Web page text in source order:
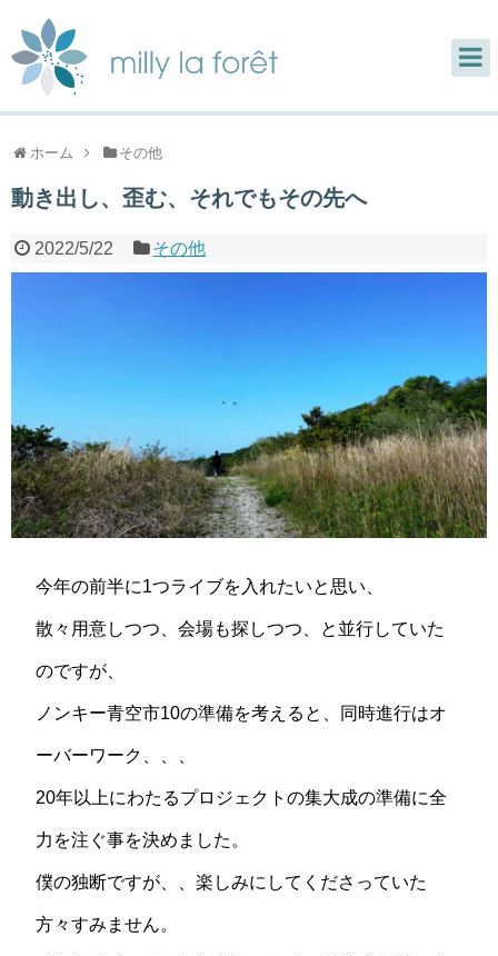
ホーム その他
動き出し、歪む、それでもその先へ
2022/5/22 その他
今年の前半に1つライブを入れたいと思い、
散々用意しつつ、会場も探しつつ、と並行していた
のですが、
ノンキー青空市10の準備を考えると、同時進行はオ
ーバーワーク、、、
20年以上にわたるプロジェクトの集大成の準備に全
力を注ぐ事を決めました。
僕の独断ですが、、楽しみにしてくださっていた
方々すみません。